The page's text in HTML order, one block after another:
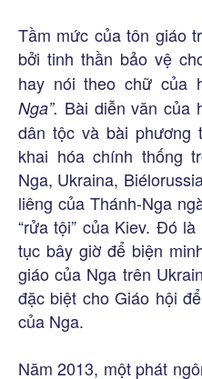
Tầm mức của tôn giáo
bởi tinh thần bảo vệ
hay nói theo chữ của
Nga”. Bài diễn văn của
dân tộc và bài phương
khai hóa chính thống
Nga, Ukraina,
liêng của Thánh-Nga
“rửa tội” của Kiev. Đó
tục bây giờ để biện
giáo của Nga trên
đặc biệt cho Giáo hội
của Nga.
Năm 2013, một phát